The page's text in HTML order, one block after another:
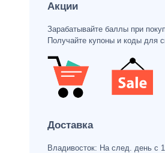
Акции
Зарабатывайте баллы при
Получайте купоны и коды для
Доставка
Владивосток: На след. день с